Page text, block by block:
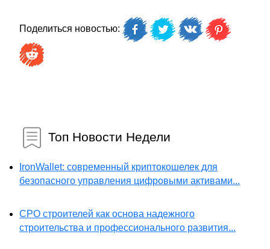
Поделиться новостью:
Топ Новости Недели
IronWallet: современный криптокошелек для
безопасного управления цифровыми активами...
СРО строителей как основа надежного
строительства и профессионального развития...